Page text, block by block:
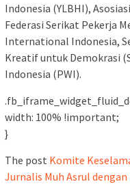
Indonesia (YLBHI),
Federasi Serikat Pekerja
International Indonesia,
Kreatif untuk Demokrasi
Indonesia (PWI).
width: 100% !important;
}
The post Komite
Jurnalis Muh Asrul dengan